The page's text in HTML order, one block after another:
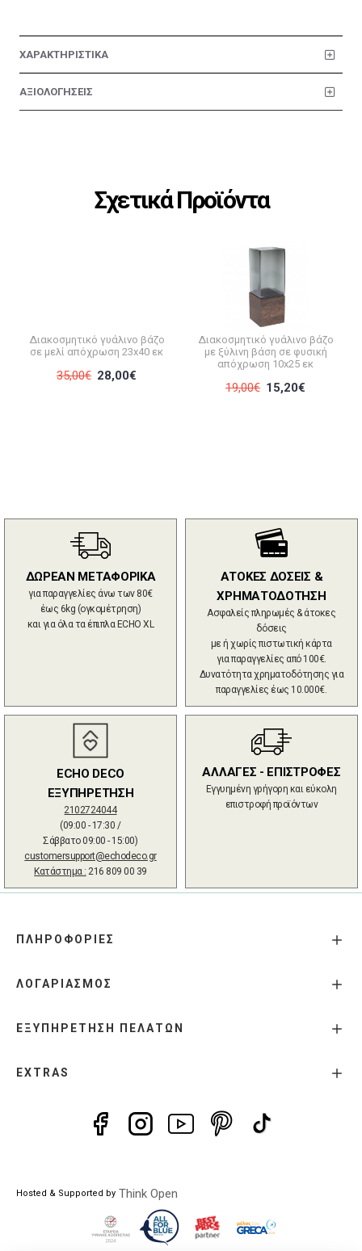
ΧΑΡΑΚΤΗΡΙΣΤΙΚΑ
ΑΞΙΟΛΟΓΗΣΕΙΣ
Σχετικά Προϊόντα
Διακοσμητικό γυάλινο βάζο
σε μελί απόχρωση 23x40 εκ
35,00€ 28,00€
Διακοσμητικό γυάλινο βάζο
με ξύλινη βάση σε φυσική
απόχρωση 10x25 εκ
19,00€ 15,20€
ΔΩΡΕΑΝ ΜΕΤΑΦΟΡΙΚΑ
για παραγγελίες άνω των 80€
έως 6kg (ογκομέτρηση)
και για όλα τα έπιπλα ECHO XL
ΑΤΟΚΕΣ ΔΟΣΕΙΣ &
ΧΡΗΜΑΤΟΔΟΤΗΣΗ
Ασφαλείς πληρωμές & άτοκες
δόσεις
με ή χωρίς πιστωτική κάρτα
για παραγγελίες από 100€.
Δυνατότητα χρηματοδότησης για
παραγγελίες έως 10.000€.
ECHO DECO
ΕΞΥΠΗΡΕΤΗΣΗ
2102724044
(09:00 - 17:30 /
Σάββατο 09:00 - 15:00)
customersupport@echodeco.gr
Κατάστημα : 216 809 00 39
ΑΛΛΑΓΕΣ - ΕΠΙΣΤΡΟΦΕΣ
Εγγυημένη γρήγορη και εύκολη
επιστροφή προϊόντων
ΠΛΗΡΟΦΟΡΙΕΣ
ΛΟΓΑΡΙΑΣΜΟΣ
ΕΞΥΠΗΡΕΤΗΣΗ ΠΕΛΑΤΩΝ
EXTRAS
Hosted & Supported by Think Open